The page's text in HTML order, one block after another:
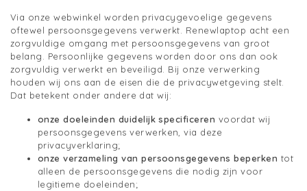
Via onze webwinkel worden privacygevoelige gegevens
oftewel persoonsgegevens verwerkt. Renewlaptop acht een
zorgvuldige omgang met persoonsgegevens van groot
belang. Persoonlijke gegevens worden door ons dan ook
zorgvuldig verwerkt en beveiligd. Bij onze verwerking
houden wij ons aan de eisen die de privacywetgeving stelt.
Dat betekent onder andere dat wij:
onze doeleinden duidelijk specificeren voordat wij
persoonsgegevens verwerken, via deze
privacyverklaring;
onze verzameling van persoonsgegevens beperken tot
alleen de persoonsgegevens die nodig zijn voor
legitieme doeleinden;